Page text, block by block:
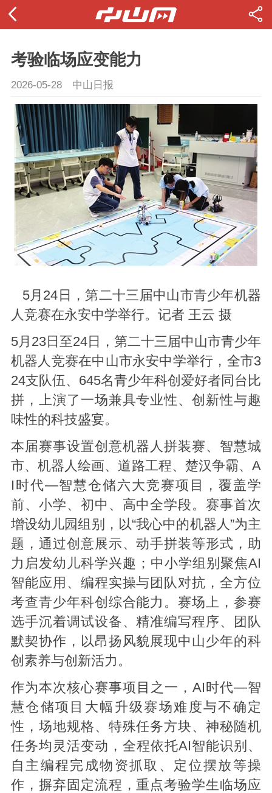
考验临场应变能力
2026-05-28 中山日报
5月24日，第二十三届中山市青少年机器
人竞赛在永安中学举行。记者 王云 摄
5月23日至24日，第二十三届中山市青少年
机器人竞赛在中山市永安中学举行，全市3
24支队伍、645名青少年科创爱好者同台比
拼，上演了一场兼具专业性、创新性与趣
味性的科技盛宴。
本届赛事设置创意机器人拼装赛、智慧城
市、机器人绘画、道路工程、楚汉争霸、A
I时代—智慧仓储六大竞赛项目，覆盖学
前、小学、初中、高中全学段。赛事首次
增设幼儿园组别，以“我心中的机器人”为主
题，通过创意展示、动手拼装等形式，助
力启发幼儿科学兴趣；中小学组别聚焦AI
智能应用、编程实操与团队对抗，全方位
考查青少年科创综合能力。赛场上，参赛
选手沉着调试设备、精准编写程序、团队
默契协作，以昂扬风貌展现中山少年的科
创素养与创新活力。
作为本次核心赛事项目之一，AI时代—智
慧仓储项目大幅升级赛场难度与不确定
性，场地规格、特殊任务方块、神秘随机
任务均灵活变动，全程依托AI智能识别、
自主编程完成物资抓取、定位摆放等操
作，摒弃固定流程，重点考验学生临场应